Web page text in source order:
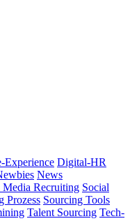
Experience Digital-HR
News
Media Recruiting Social
Prozess Sourcing Tools
Talent Sourcing Tech-